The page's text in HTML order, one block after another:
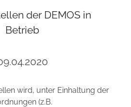
der DEMOS in
Betrieb
wird, unter Einhaltung der
(z.B.